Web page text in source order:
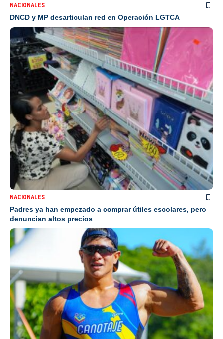
NACIONALES
DNCD y MP desarticulan red en Operación LGTCA
NACIONALES
Padres ya han empezado a comprar útiles escolares, pero
denuncian altos precios